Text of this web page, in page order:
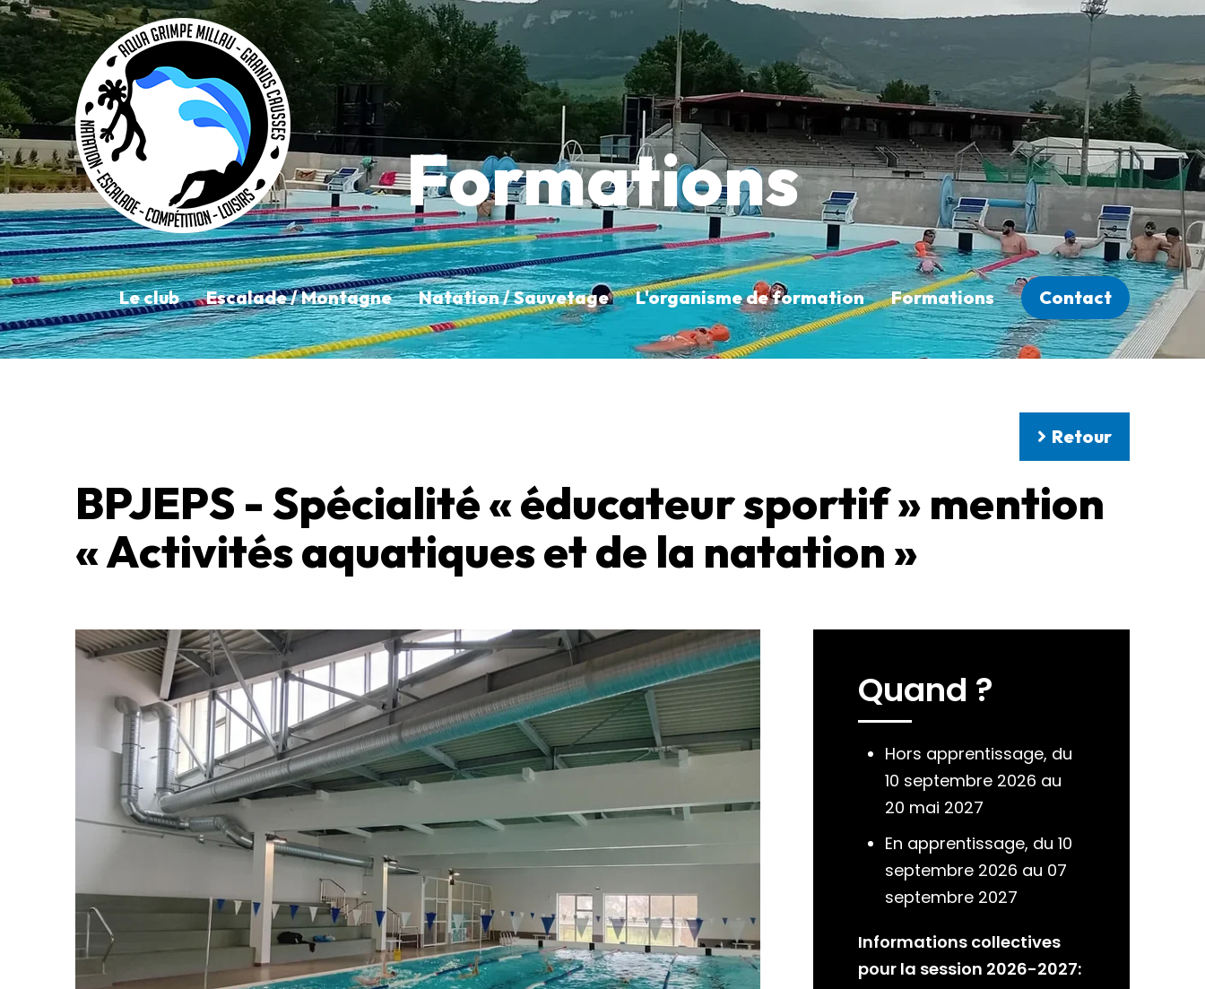
Le club Escalade / Montagne Natation / Sauvetage L'organisme de formation Formations Contact
Formations
Retour
BPJEPS - Spécialité « éducateur sportif » mention
« Activités aquatiques et de la natation »
Quand ?
Hors apprentissage, du
10 septembre 2026 au
20 mai 2027
En apprentissage, du 10
septembre 2026 au 07
septembre 2027
Informations collectives
pour la session 2026-2027: